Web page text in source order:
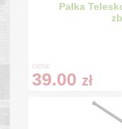
Pałka
cena:
39.00 zł